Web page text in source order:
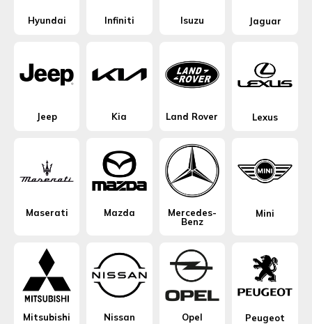
Hyundai Infiniti Isuzu Jaguar
Jeep Kia Land Rover Lexus
Maserati Mazda
Mercedes-
Benz
Mini
Mitsubishi Nissan Opel Peugeot